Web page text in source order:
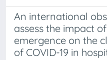
An international
assess the impact
emergence on the
of COVID-19 in